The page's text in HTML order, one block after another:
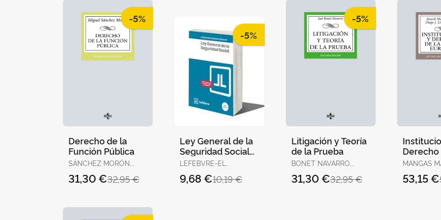
-5%
Derecho de la
Función Pública
SÁNCHEZ MORÓN,
32,95 €
31,30 €
-5%
Ley General de la
Seguridad Social
14ª Edc. 2025
LEFEBVRE-EL
10,19 €
9,68 €
-5%
Litigación y Teoría
de la Prueba
BONET NAVARRO,
32,95 €
31,30 €
Derecho
Unión
MANGAS
53,15 €